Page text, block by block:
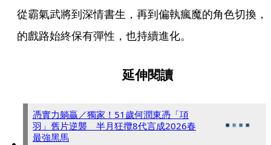
從霸氣武將到深情書生，再到偏執瘋魔的角色切換，
的戲路始終保有彈性，也持續進化。
延伸閱讀
憑實力躺贏／獨家！51歲何潤東憑「項
羽」舊片逆襲 半月狂攬8代言成2026春
最強黑馬